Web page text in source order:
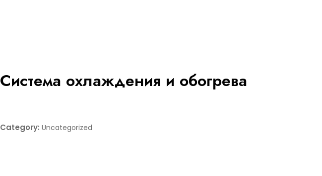
Система охлаждения и обогрева
Category: Uncategorized